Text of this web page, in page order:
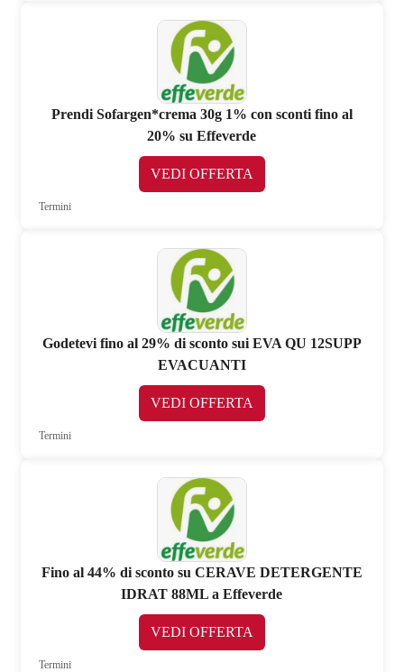
Prendi Sofargen*crema 30g 1% con sconti fino al
20% su Effeverde
VEDI OFFERTA
Termini
Godetevi fino al 29% di sconto sui EVA QU 12SUPP
EVACUANTI
VEDI OFFERTA
Termini
Fino al 44% di sconto su CERAVE DETERGENTE
IDRAT 88ML a Effeverde
VEDI OFFERTA
Termini